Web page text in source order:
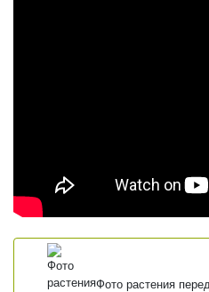
Фото растения